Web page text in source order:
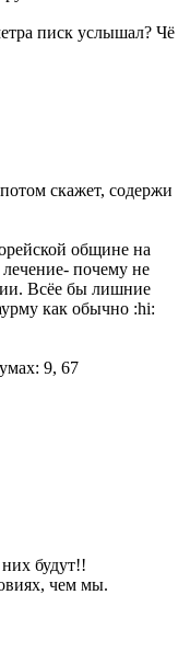
писк услышал? Чё
скажет, содержи
общине на
почему не
Всёе бы лишние
как обычно :hi:
будут!!
чем мы.